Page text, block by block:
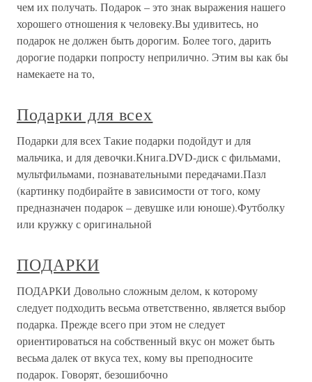
чем их получать. Подарок – это знак выражения нашего
хорошего отношения к человеку.Вы удивитесь, но
подарок не должен быть дорогим. Более того, дарить
дорогие подарки попросту неприлично. Этим вы как бы
намекаете на то,
Подарки для всех
Подарки для всех Такие подарки подойдут и для
мальчика, и для девочки.Книга.DVD-диск с фильмами,
мультфильмами, познавательными передачами.Пазл
(картинку подбирайте в зависимости от того, кому
предназначен подарок – девушке или юноше).Футболку
или кружку с оригинальной
ПОДАРКИ
ПОДАРКИ Довольно сложным делом, к которому
следует подходить весьма ответственно, является выбор
подарка. Прежде всего при этом не следует
ориентироваться на собственный вкус он может быть
весьма далек от вкуса тех, кому вы преподносите
подарок. Говорят, безошибочно